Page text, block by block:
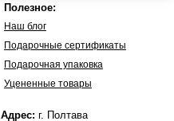
Полезное:
Наш блог
Подарочные сертификаты
Подарочная упаковка
Уцененные товары
Адрес: г. Полтава